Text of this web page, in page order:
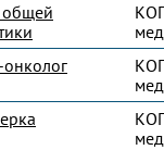
общей